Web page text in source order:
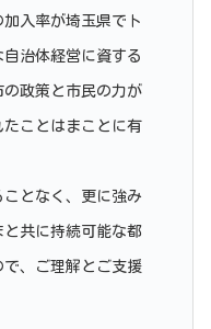
入率が埼玉県でト
治体経営に資する
政策と市民の力が
ことはまことに有
となく、更に強み
共に持続可能な都
、ご理解とご支援